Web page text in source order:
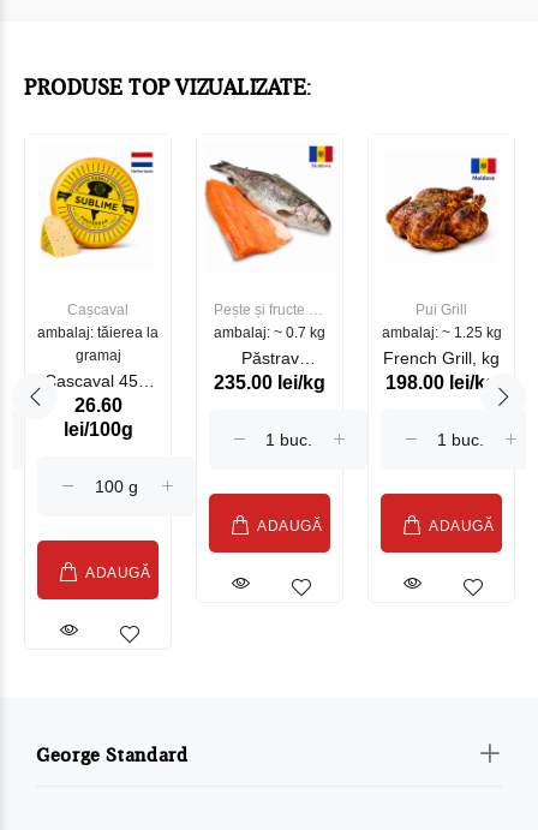
PRODUSE TOP VIZUALIZATE:
Cașcaval
ambalaj: tăierea la
gramaj
Cascaval 45%
Maasdam
Sublime Cow
26.60
lei/100g
ADAUGĂ
Pește și fructe de
mare
ambalaj: ~ 0.7 kg
Păstrav
Somonat
235.00 lei/kg
ADAUGĂ
Pui Grill
ambalaj: ~ 1.25 kg
French Grill, kg
198.00 lei/kg
ADAUGĂ
George Standard